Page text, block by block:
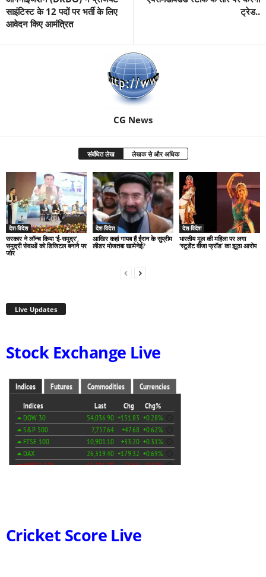
साइंटिस्ट के 12 पदों पर भर्ती के लिए
आवेदन किए आमंत्रित
ट्रेड..
CG News
संबंधित लेख लेखक से और अधिक
देश-विदेश
सरकार ने लॉन्च किया ‘ई-समुद्र’,
समुद्री सेवाओं को डिजिटल बनाने पर
जोर
देश-विदेश
आखिर कहां गायब हैं ईरान के सुप्रीम
लीडर मोजतबा खामेनेई?
देश-विदेश
भारतीय मूल की महिला पर लगा
‘स्टूडेंट वीजा फ्रॉड’ का झूठा आरोप
Live Updates
Stock Exchange Live
Cricket Score Live